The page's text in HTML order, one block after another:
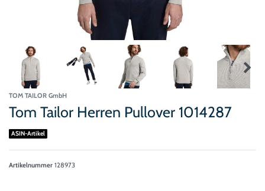
TOM TAILOR GmbH
Tom Tailor Herren Pullover 1014287
ASIN-Artikel
Artikelnummer 128973